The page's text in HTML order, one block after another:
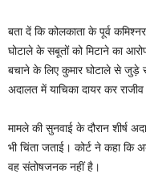
बता दें कि कोलकाता के पूर्व
घोटाले के सबूतों को मिटाने का
बचाने के लिए कुमार घोटाले से जुड़े
अदालत में याचिका दायर कर
मामले की सुनवाई के दौरान शीर्ष
भी चिंता जताई। कोर्ट ने कहा
वह संतोषजनक नहीं है।